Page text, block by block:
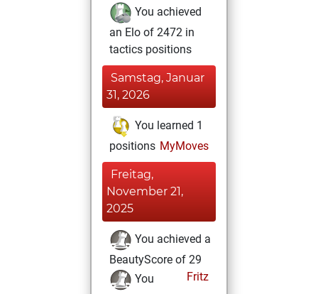
You achieved
an Elo of 2472 in
tactics positions
Samstag, Januar
31, 2026
You learned 1
positions MyMoves
Freitag,
November 21,
2025
You achieved a
BeautyScore of 29
Fritz
You